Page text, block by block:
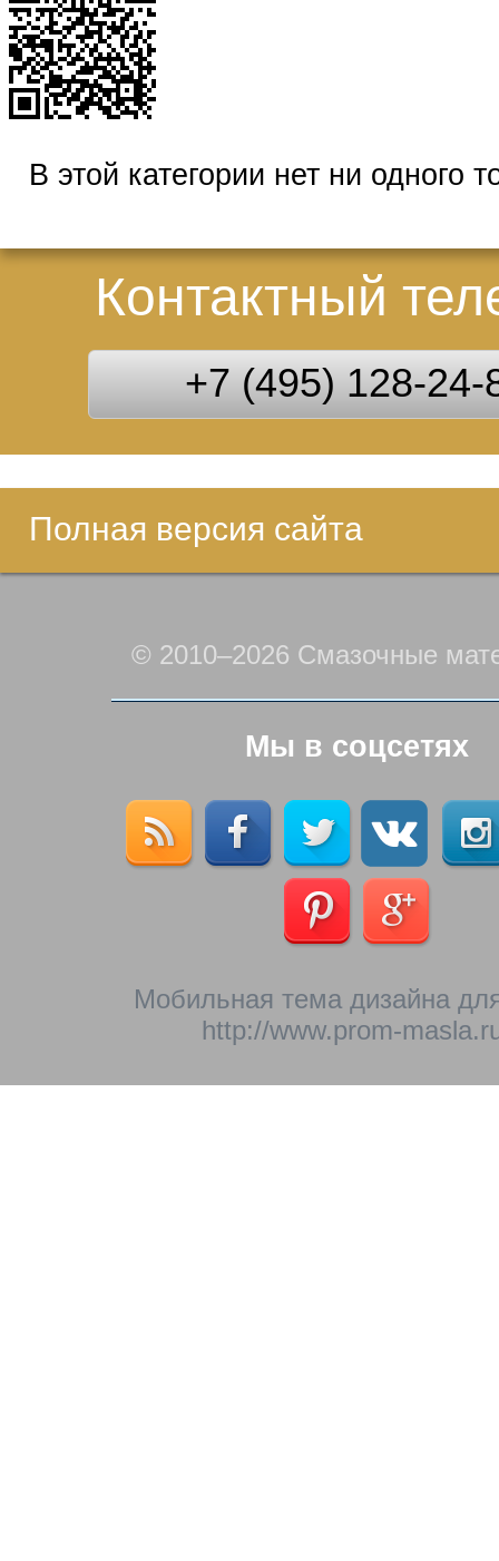
В этой категории нет ни одного
Контактный
+7 (495) 128-24-
Полная версия сайта
© 2010–2026 Смазочные
Мы в соцсетях
Мобильная тема дизайна
http://www.prom-